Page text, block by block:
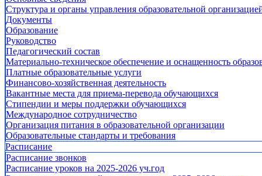
Структура и органы управления образовательной
Документы
Образование
Руководство
Педагогический состав
Материально-техническое обеспечение и оснащенность
Платные образовательные услуги
Финансово-хозяйственная деятельность
Вакантные места для приема-перевода обучающихся
Стипендии и меры поддержки обучающихся
Международное сотрудничество
Организация питания в образовательной организации
Образовательные стандарты и требования
Расписание
Расписание звонков
Расписание уроков на 2025-2026 уч.год